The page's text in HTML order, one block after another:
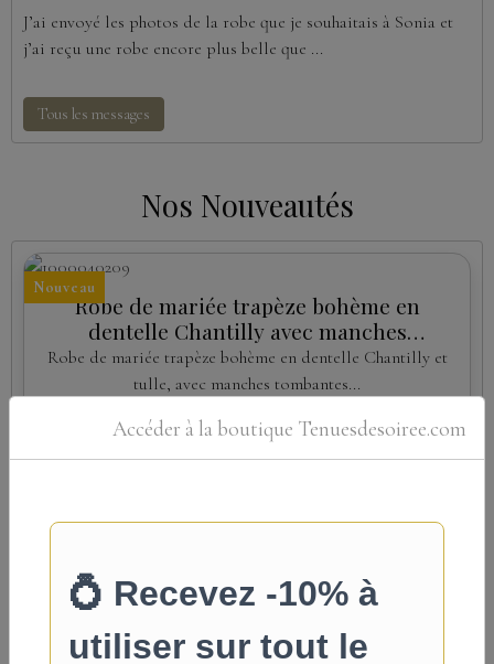
J’ai envoyé les photos de la robe que je souhaitais à Sonia et
j’ai reçu une robe encore plus belle que ...
Tous les messages
Nos Nouveautés
Nouveau
Robe de mariée trapèze bohème en
dentelle Chantilly avec manches
amovibles
Robe de mariée trapèze bohème en dentelle Chantilly et
tulle, avec manches tombantes...
Robe de Mariée Princesse Bohème en
Tulle Pailleté et Dentelle Florale
bohème romantique, confectionnée...
Accéder à la boutique Tenuesdesoiree.com